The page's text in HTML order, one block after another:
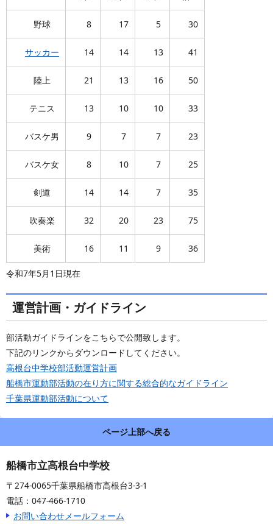
野球 8 17 5 30
サッカー 14 14 13 41
陸上 21 13 16 50
テニス 13 10 10 33
バスケ男 9 7 7 23
バスケ女 8 10 7 25
剣道 14 14 7 35
吹奏楽 32 20 23 75
美術 16 11 9 36
令和7年5月1日現在
運営計画・ガイドライン
部活動ガイドラインをこちらで公開致します。
下記のリンクからダウンロードしてください。
高根台中学校部活動運営計画
船橋市運動部活動の在り方に関する総合的なガイドライン
千葉県運動部活動について
ページ上部へ戻る
船橋市立高根台中学校
〒274-0065千葉県船橋市高根台3-3-1
電話：047-466-1710
お問い合わせメールフォーム